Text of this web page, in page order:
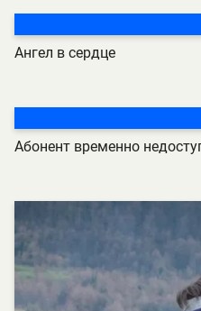
Ангел в сердце
Абонент временно